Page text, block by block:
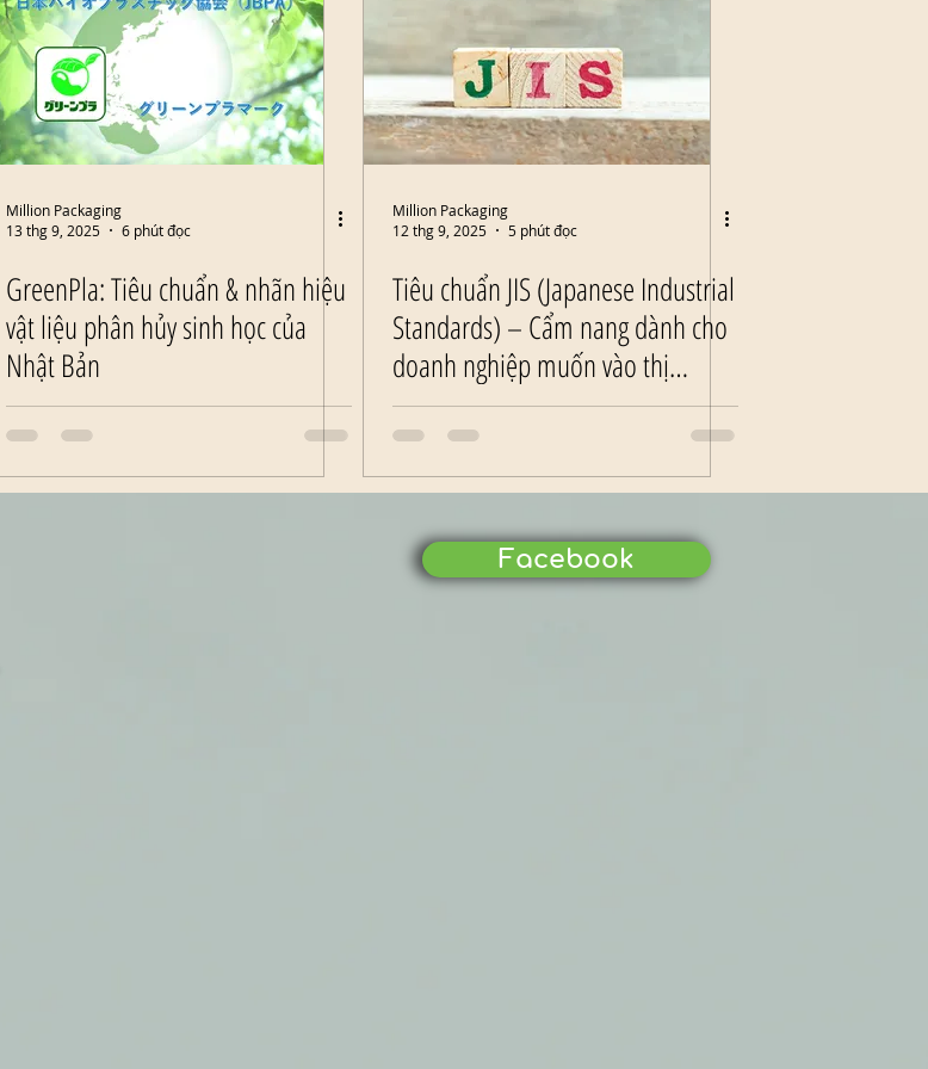
Million Packaging
13 thg 9, 2025
6 phút đọc
GreenPla: Tiêu chuẩn & nhãn hiệu
vật liệu phân hủy sinh học của
Nhật Bản
Million Packaging
12 thg 9, 2025
5 phút đọc
Tiêu chuẩn JIS (Japanese Industrial
Standards) – Cẩm nang dành cho
doanh nghiệp muốn vào thị
trường Nhật Bản
Facebook